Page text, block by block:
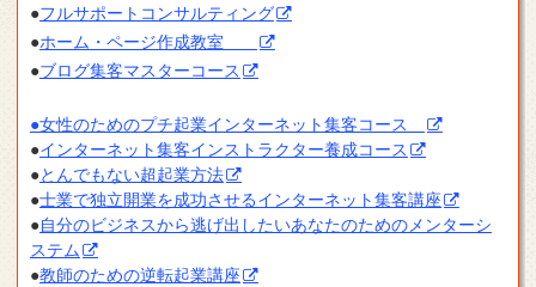
●フルサポートコンサルティング
●ホーム・ページ作成教室
●ブログ集客マスターコース
●女性のためのプチ起業インターネット集客コース
●インターネット集客インストラクター養成コース
●とんでもない超起業方法
●士業で独立開業を成功させるインターネット集客講座
●自分のビジネスから逃げ出したいあなたのためのメンターシ
ステム
●教師のための逆転起業講座